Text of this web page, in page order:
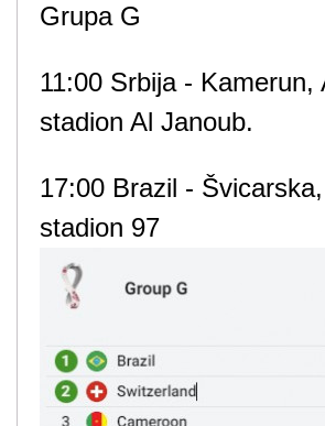
Grupa G
11:00 Srbija - Kamerun,
stadion Al Janoub.
17:00 Brazil -
stadion 97